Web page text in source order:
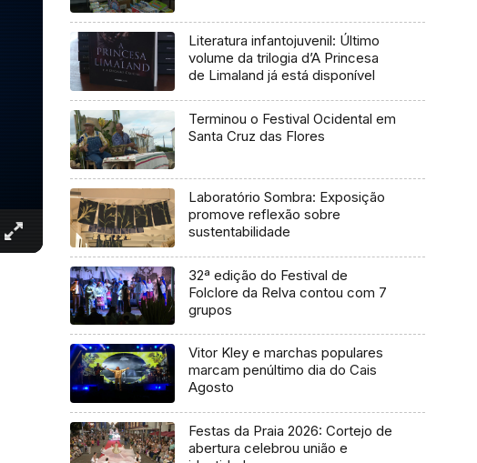
Literatura infantojuvenil: Último
volume da trilogia d’A Princesa
de Limaland já está disponível
Terminou o Festival Ocidental em
Santa Cruz das Flores
Laboratório Sombra: Exposição
promove reflexão sobre
sustentabilidade
32ª edição do Festival de
Folclore da Relva contou com 7
grupos
Vitor Kley e marchas populares
marcam penúltimo dia do Cais
Agosto
Festas da Praia 2026: Cortejo de
abertura celebrou união e